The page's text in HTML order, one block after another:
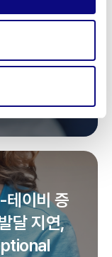
이비 증
달 지연,